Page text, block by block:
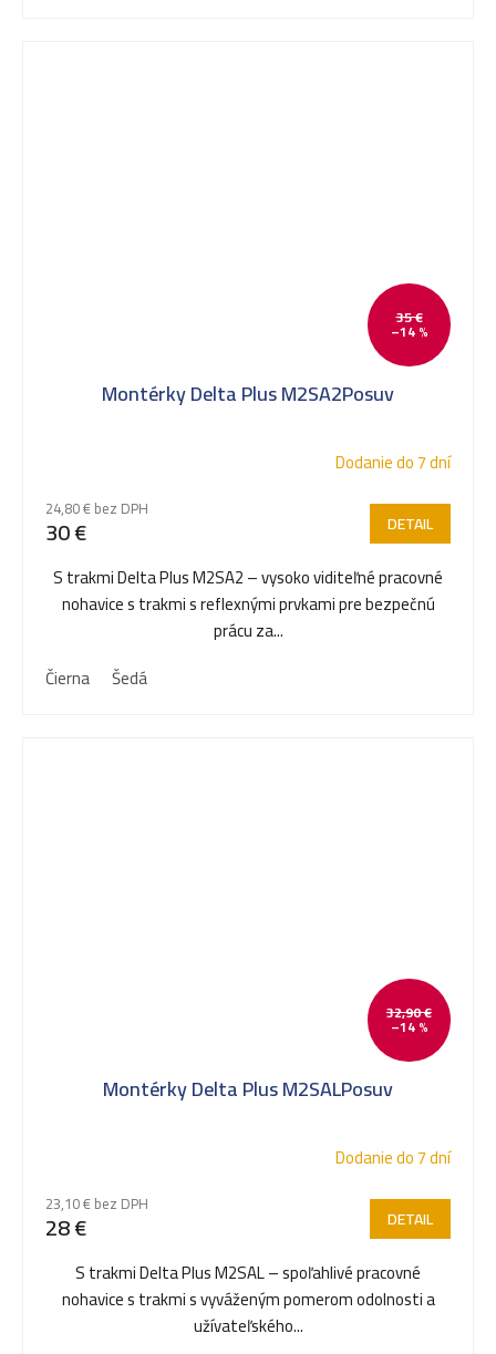
35 €
–14 %
Montérky Delta Plus M2SA2Posuv
Dodanie do 7 dní
24,80 € bez DPH
30 € DETAIL
S trakmi Delta Plus M2SA2 – vysoko viditeľné pracovné
nohavice s trakmi s reflexnými prvkami pre bezpečnú
prácu za...
Čierna
Šedá
32,90 €
–14 %
Montérky Delta Plus M2SALPosuv
Dodanie do 7 dní
23,10 € bez DPH
28 € DETAIL
S trakmi Delta Plus M2SAL – spoľahlivé pracovné
nohavice s trakmi s vyváženým pomerom odolnosti a
užívateľského...